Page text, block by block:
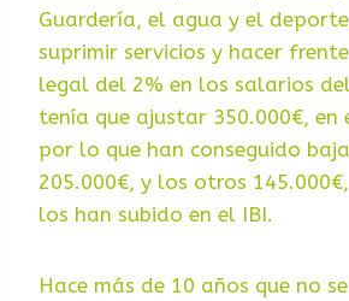
Guardería, el agua y el
suprimir servicios y hacer
legal del 2% en los salarios
tenía que ajustar 350.000€, en
por lo que han conseguido
205.000€, y los otros
los han subido en el IBI.
Hace más de 10 años que no